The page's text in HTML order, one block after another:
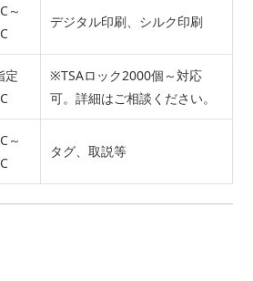
～
デジタル印刷、シルク印刷
定
※TSAロック2000個～対応
可。詳細はご相談ください。
～
タグ、取説等